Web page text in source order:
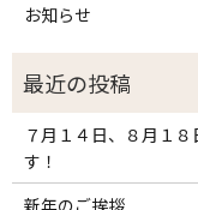
お知らせ
７月１４日、８月１
す！
新年のご挨拶